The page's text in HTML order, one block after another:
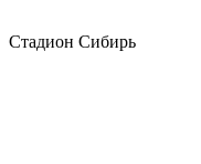
Стадион Сибирь